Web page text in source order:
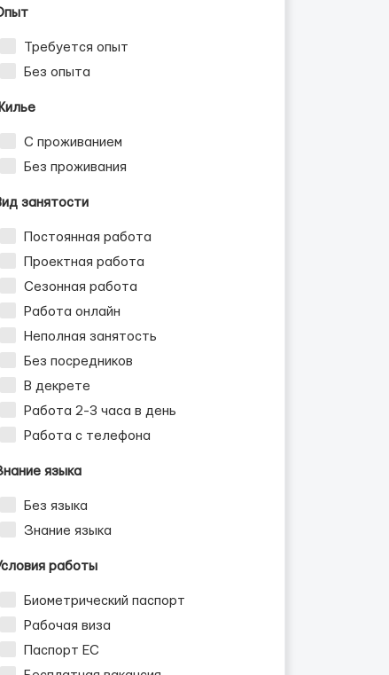
Требуется опыт
Без опыта
С проживанием
Без проживания
занятости
Постоянная работа
Проектная работа
Сезонная работа
Работа онлайн
Неполная занятость
Без посредников
В декрете
Работа 2-3 часа в день
Работа с телефона
языка
Без языка
Знание языка
работы
Биометрический паспорт
Рабочая виза
Паспорт ЕС